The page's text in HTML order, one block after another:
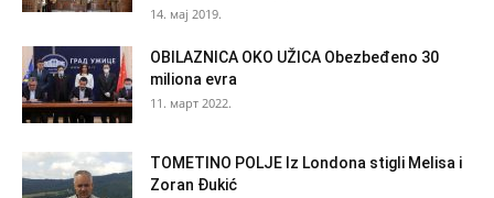
14. мај 2019.
OBILAZNICA OKO UŽICA Obezbeđeno 30
miliona evra
11. март 2022.
TOMETINO POLJE Iz Londona stigli Melisa i
Zoran Đukić